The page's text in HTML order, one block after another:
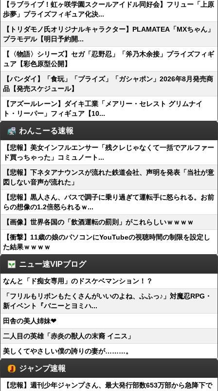
【ラブライブ！虹ヶ咲学園スクールアイドル同好会】フリュー「上原
歩夢」プライズフィギュア化決...
【トリダモノ氏オリジナルキャラクター】PLAMATEA「MXちゃん」
プラモデル【明日予約開...
【〈物語〉シリーズ】セガ「忍野忍」「斧乃木余接」プライズフィギ
ュア【彩色原型公開】
【バンダイ】「食玩」「プライズ」「ガシャポン」2026年8月発売商
品【発売スケジュール】
【アズールレーン】ダイキ工業「メアリー・セレスト グリムナイ
ト・リーパー」フィギュア【10...
わんこーる速報
【悲報】美女インフルエンサー「残クレじゃなくて一括でアルファー
ド買っちゃった」コミュノート...
【悲報】下ネタアナウンスが流れた鉄道会社、声明を発表「当社が意
図しない音声が流れた」
【悲報】黒人さん、バスで調子に乗り過ぎて運転手に怒られる。お前
らの想像の1.2倍怒られるｗ...
【画像】世界各国の「飲酒運転の罰則」がこれらしいｗｗｗｗ
【衝撃】11歳の娘のパソコンにYouTubeの視聴時間の制限を設定し
た結果ｗｗｗｗ
ニュー速VIPブログ
なんと「ド痴女専用」のドスケベマンション！？
「フリルもリボンもたくさんがいいのよね、ふふっ♪」対魔忍RPG・
新イベント『バニーとヨミハ...
田舎の美人姉妹❤
二人目の英雄「赤炎の獣人の末裔 イニス」
美しくてやさしい僕の誇りの妻が………。
ジャンプ速報
【悲報】週刊少年ジャンプさん、最大発行部数653万部から急降下で